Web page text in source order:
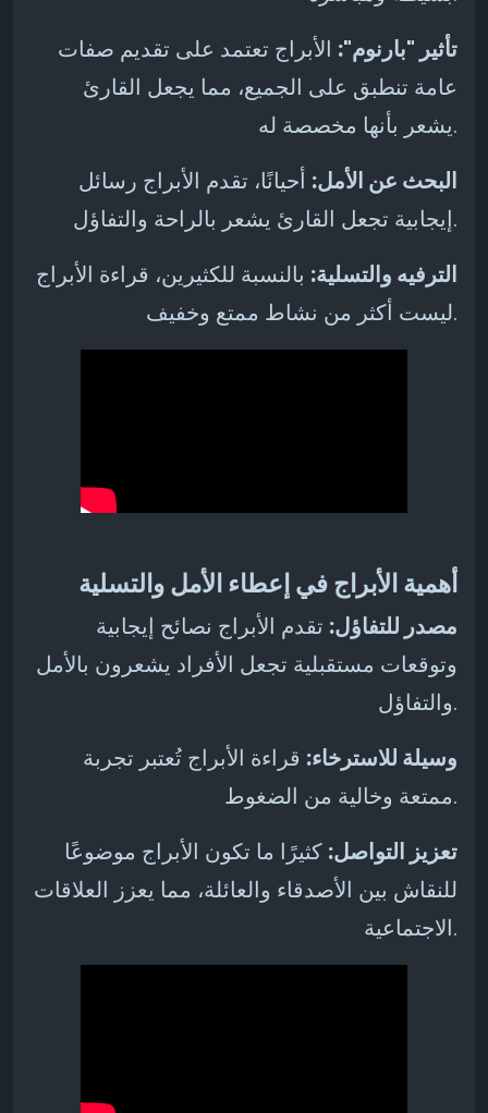
تأثير "بارنوم": الأبراج تعتمد على تقديم صفات
عامة تنطبق على الجميع، مما يجعل القارئ
يشعر بأنها مخصصة له.
البحث عن الأمل: أحيانًا، تقدم الأبراج رسائل
إيجابية تجعل القارئ يشعر بالراحة والتفاؤل.
الترفيه والتسلية: بالنسبة للكثيرين، قراءة الأبراج
ليست أكثر من نشاط ممتع وخفيف.
أهمية الأبراج في إعطاء الأمل والتسلية
مصدر للتفاؤل: تقدم الأبراج نصائح إيجابية
وتوقعات مستقبلية تجعل الأفراد يشعرون بالأمل
والتفاؤل.
وسيلة للاسترخاء: قراءة الأبراج تُعتبر تجربة
ممتعة وخالية من الضغوط.
تعزيز التواصل: كثيرًا ما تكون الأبراج موضوعًا
للنقاش بين الأصدقاء والعائلة، مما يعزز العلاقات
الاجتماعية.